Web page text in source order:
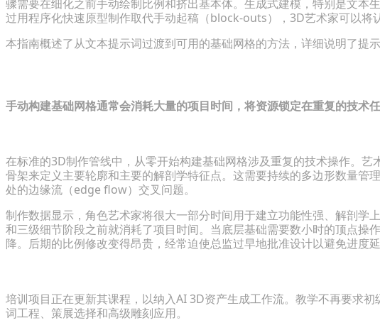
骤需要在细化之前手动绘制比例和挤出基本体。生成式建模，特别是文本
过用程序化快速原型制作取代手动起稿（block-outs），3D艺术家可以将
本指南概述了从文本提示词过渡到可用的基础网格的方法，详细说明了提
手动构建基础网格通常会消耗大量的项目时间，将资源锁定在重复的技术
在标准的3D制作管线中，从零开始构建基础网格涉及重复的技术操作。
骨架来定义主要轮廓和主要的解剖学特征点。这需要持续的多边形数量管
处的边缘流（edge flow）交叉问题。
制作数据显示，角色艺术家将很大一部分时间用于建立功能性强、解剖学
和三级细节阶段之前就消耗了项目时间。当底层基础需要数小时的顶点操
降。后期的比例修改变得昂贵，经常迫使总监过早地批准设计以避免进度延
培训项目正在更新其课程，以纳入AI 3D资产生成工作流。教学不再要求
词工程、策展选择和高级雕刻应用。